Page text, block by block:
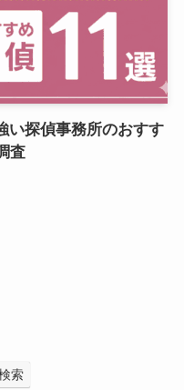
い探偵事務所のおすす
査
索